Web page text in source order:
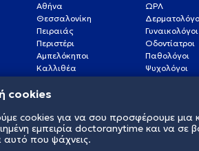
Αθήνα
Θεσσαλονίκη
Πειραιάς
Περιστέρι
Αμπελόκηποι
Καλλιθέα
Γλυφάδα
Νέα Σμύρνη
ΩΡΛ
Γυναικολόγοι
Οδοντίατροι
Παθολόγοι
Ψυχολόγοι
Καρδιολόγοι
cookies
cookies για να σου προσφέρουμε μια
εμπειρία doctoranytime και να σε
αυτό που ψάχνεις.